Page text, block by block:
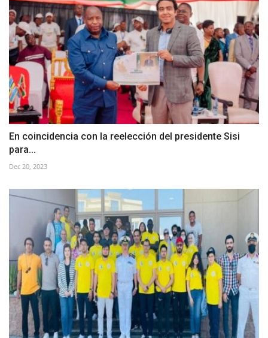
En coincidencia con la reelección del presidente Sisi
para...
Dec 20, 2023